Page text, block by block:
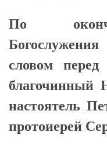
По
словом
благочинный
настоятель
протоиерей